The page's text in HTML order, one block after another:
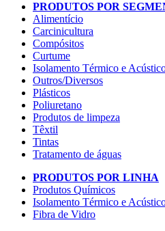
PRODUTOS POR
Alimentício
Carcinicultura
Compósitos
Curtume
Isolamento Térmico e
Outros/Diversos
Plásticos
Poliuretano
Produtos de limpeza
Têxtil
Tintas
Tratamento de águas
PRODUTOS POR LINHA
Produtos Químicos
Isolamento Térmico e
Fibra de Vidro